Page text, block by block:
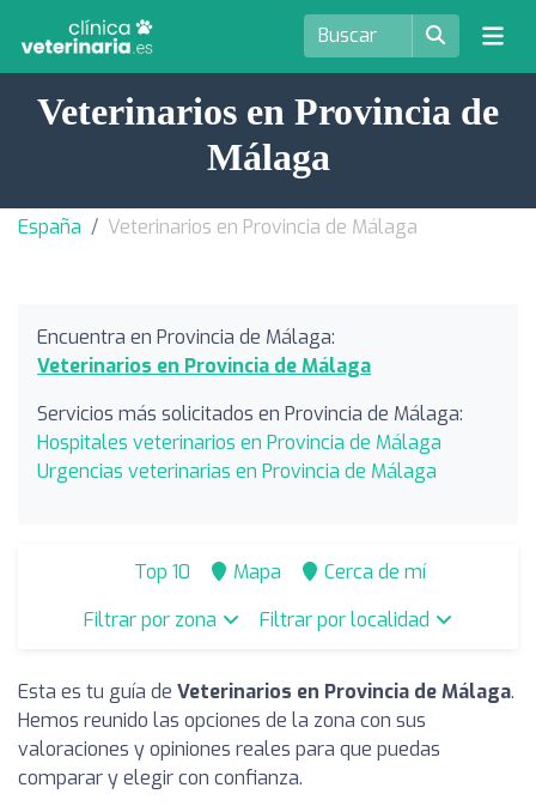
Veterinarios en Provincia de
Málaga
España Veterinarios en Provincia de Málaga
Encuentra en Provincia de Málaga:
Veterinarios en Provincia de Málaga
Servicios más solicitados en Provincia de Málaga:
Hospitales veterinarios en Provincia de Málaga
Urgencias veterinarias en Provincia de Málaga
Top 10 Mapa
Cerca de mí
Filtrar por zona
Filtrar por localidad
Esta es tu guía de Veterinarios en Provincia de Málaga.
Hemos reunido las opciones de la zona con sus
valoraciones y opiniones reales para que puedas
comparar y elegir con confianza.